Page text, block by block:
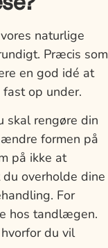
naturlige
Præcis som
en god idé at
op under.
skal rengøre din
formen på
på ikke at
overholde dine
For
hos tandlægen.
du vil